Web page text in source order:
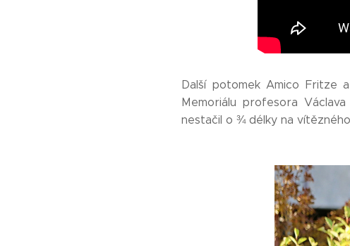
Další potomek Amico Fritze
Memoriálu profesora
nestačil o ¾ délky na